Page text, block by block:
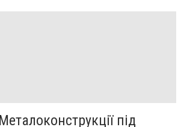
Металоконструкції під